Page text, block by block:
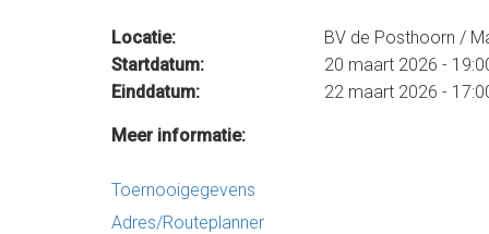
Locatie:
BV de Posthoorn /
Startdatum:
20 maart 2026 -
Einddatum:
22 maart 2026 -
Meer informatie:
Toernooigegevens
Adres/Routeplanner